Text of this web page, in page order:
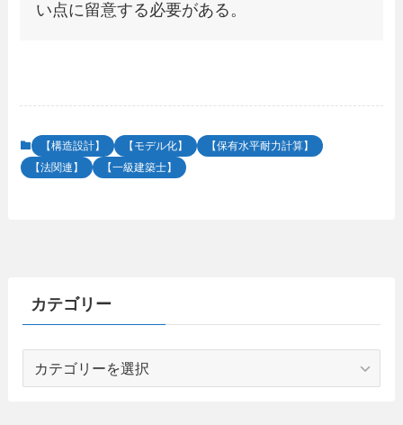
い点に留意する必要がある。
【構造設計】 【モデル化】
【保有水平耐力計算】
【法関連】
【一級建築士】
カテゴリー